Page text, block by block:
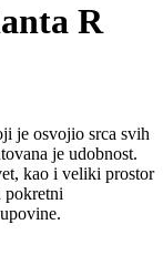
R
je osvojio srca svih
je udobnost.
kao i veliki prostor
pokretni